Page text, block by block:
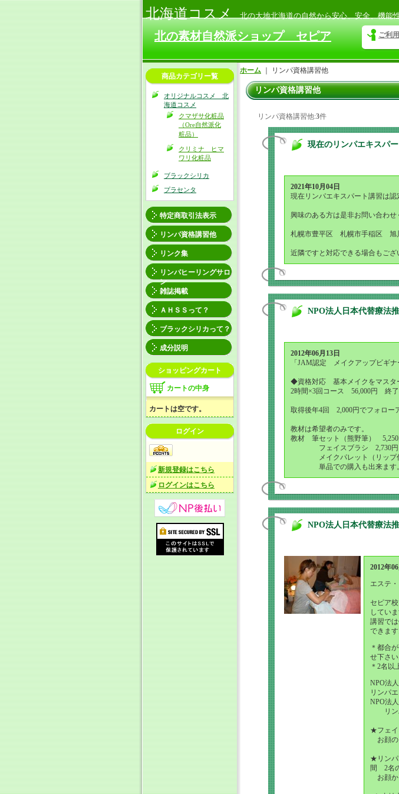
北海道コスメ 北の大地北海道の自然から安心、安全、機能
北の素材自然派ショップ セピア ご利
商品カテゴリー覧
オリジナルコスメ 北
海道コスメ
クマザサ化粧品
（Ore自然派化
粧品）
クリミナ ヒマ
ワリ化粧品
ブラックシリカ
プラセンタ
特定商取引法表示
リンパ資格講習他
リンク集
リンパヒーリングサロ
ン
雑誌掲載
ＡＨＳＳって？
ブラックシリカって？
成分説明
ショッピングカート
カートの中身
カートは空です。
ログイン
新規登録はこちら
ログインはこちら
ホーム リンパ資格講習他
リンパ資格講習他
リンパ資格講習他:3件
現在のリンパエキスパ
2021年10月04日
現在リンパエキスパート講習は認
興味のある方は是非お問い合わせ
札幌市豊平区 札幌市手稲区 旭
近隣ですと対応できる場合もござ
NPO法人日本代替療法
2012年06月13日
「JAM認定 メイクアップビギ
◆資格対応 基本メイクをマスタ
2時間×3回コース 56,000円 終
取得後年4回 2,000円でフォロー
教材は希望者のみです。
教材 筆セット（熊野筆） 5,250
フェイスブラシ 2,730円
メイクパレット（リップ
単品での購入も出来ます。
NPO法人日本代替療法
2012年
エステ
セピア
していま
講習で
できます
＊都合
せ下さい
＊2名以
NPO法
リンパ
NPO法
リン
★フェ
お顔の
★リンパ
間 2名
お顔か